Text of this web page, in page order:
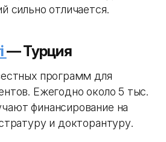
сильно отличается.
— Турция
программ для
Ежегодно около 5 тыс.
финансирование на
и докторантуру.